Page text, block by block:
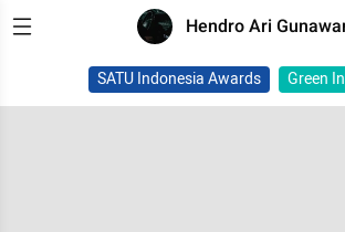
Hendro Ari
SATU Indonesia Awards Green